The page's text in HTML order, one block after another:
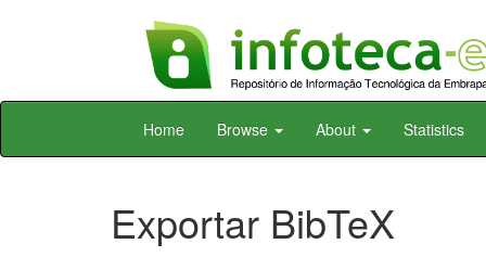
Skip
Home Browse About Statistics
Exportar BibTeX